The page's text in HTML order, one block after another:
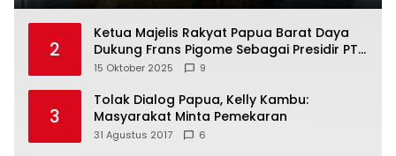
2
Ketua Majelis Rakyat Papua Barat Daya
Dukung Frans Pigome Sebagai Presidir PT
Freeport Indonesia
15 Oktober 2025 9
3
Tolak Dialog Papua, Kelly Kambu:
Masyarakat Minta Pemekaran
31 Agustus 2017 6